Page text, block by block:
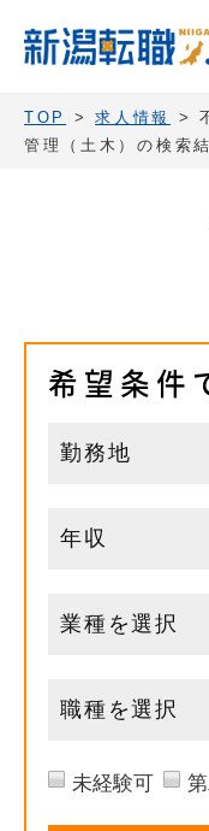
TOP >求人情報
>
管理（土木）の検索
希望条件
業種を選択
職種を選択
未経験可